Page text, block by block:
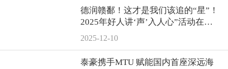
德润赣鄱！这才是我们该追的“星”！
2025年好人讲‘声’入人心”活动在南
昌航空大学举行
2025-12-10
泰豪携手MTU 赋能国内首座深远海